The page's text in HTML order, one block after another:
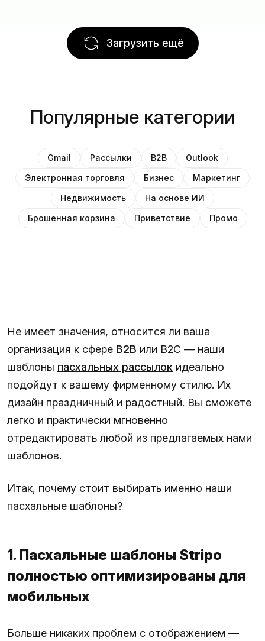
Загрузить ещё
Популярные категории
Gmail Рассылки B2B
Outlook
Электронная торговля
Бизнес
Маркетинг
Недвижимость
На основе ИИ
Брошенная корзина
Приветствие Промо
Не имеет значения, относится ли ваша
организация к сфере B2B или B2C — наши
шаблоны пасхальных рассылок идеально
подойдут к вашему фирменному стилю. Их
дизайн праздничный и радостный. Вы сможете
легко и практически мгновенно
отредактировать любой из предлагаемых нами
шаблонов.
Итак, почему стоит выбирать именно наши
пасхальные шаблоны?
1. Пасхальные шаблоны Stripo
полностью оптимизированы для
мобильных
Больше никаких проблем с отображением —